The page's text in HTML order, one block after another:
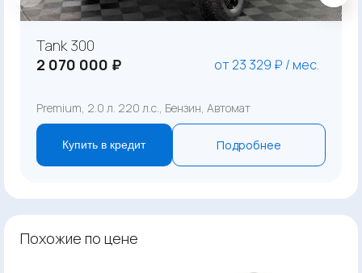
Tank 300
2 070 000 ₽
от 23 329 ₽ / мес.
Premium, 2.0 л. 220 л.с., Бензин, Автомат
Купить в кредит Подробнее
Похожие по цене